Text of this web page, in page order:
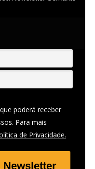
poderá receber
Para mais
de Privacidade.
Newsletter